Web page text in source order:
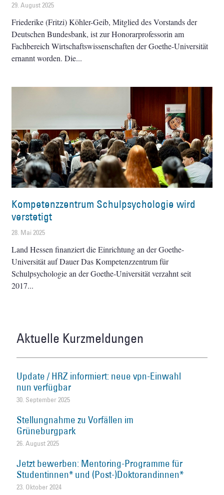
29. August 2025
Friederike (Fritzi) Köhler-Geib, Mitglied des Vorstands der
Deutschen Bundesbank, ist zur Honorarprofessorin am
Fachbereich Wirtschaftswissenschaften der Goethe-Universität
ernannt worden. Die
Kompetenzzentrum Schulpsychologie wird
verstetigt
28. Mai 2025
Land Hessen finanziert die Einrichtung an der Goethe-
Universität auf Dauer Das Kompetenzzentrum für
Schulpsychologie an der Goethe-Universität verzahnt seit
2017
Aktuelle Kurzmeldungen
Update / HRZ informiert: neue vpn-Einwahl
nun verfügbar
30. September 2025
Stellungnahme zu Vorfällen im
Grüneburgpark
26. August 2025
Jetzt bewerben: Mentoring-Programme für
Studentinnen* und (Post-)Doktorandinnen*
23. Oktober 2024